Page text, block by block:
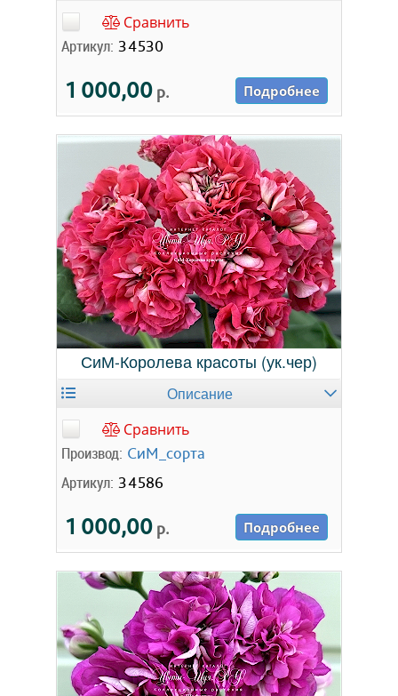
Сравнить
Артикул: 34530
1 000,00 р. Подробнее
СиМ-Королева красоты (ук.чер)
Описание
Сравнить
Производ: СиМ_сорта
Артикул: 34586
1 000,00 р. Подробнее